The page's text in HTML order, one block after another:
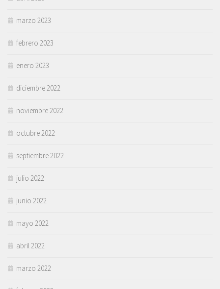
marzo 2023
febrero 2023
enero 2023
diciembre 2022
noviembre 2022
octubre 2022
septiembre 2022
julio 2022
junio 2022
mayo 2022
abril 2022
marzo 2022